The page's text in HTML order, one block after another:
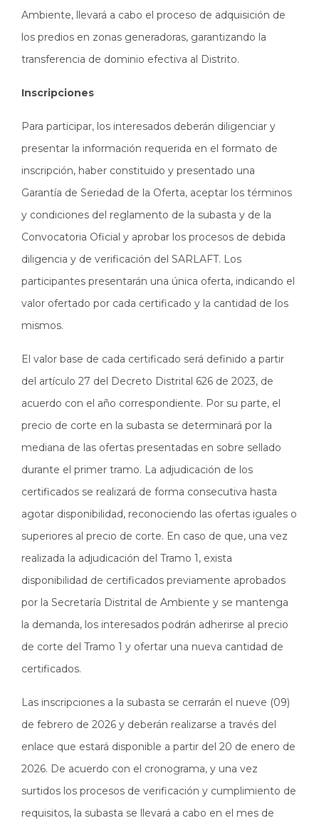
Ambiente, llevará a cabo el proceso de adquisición de
los predios en zonas generadoras, garantizando la
transferencia de dominio efectiva al Distrito.
Inscripciones
Para participar, los interesados deberán diligenciar y
presentar la información requerida en el formato de
inscripción, haber constituido y presentado una
Garantía de Seriedad de la Oferta, aceptar los términos
y condiciones del reglamento de la subasta y de la
Convocatoria Oficial y aprobar los procesos de debida
diligencia y de verificación del SARLAFT. Los
participantes presentarán una única oferta, indicando el
valor ofertado por cada certificado y la cantidad de los
mismos.
El valor base de cada certificado será definido a partir
del artículo 27 del Decreto Distrital 626 de 2023, de
acuerdo con el año correspondiente. Por su parte, el
precio de corte en la subasta se determinará por la
mediana de las ofertas presentadas en sobre sellado
durante el primer tramo. La adjudicación de los
certificados se realizará de forma consecutiva hasta
agotar disponibilidad, reconociendo las ofertas iguales o
superiores al precio de corte. En caso de que, una vez
realizada la adjudicación del Tramo 1, exista
disponibilidad de certificados previamente aprobados
por la Secretaría Distrital de Ambiente y se mantenga
la demanda, los interesados podrán adherirse al precio
de corte del Tramo 1 y ofertar una nueva cantidad de
certificados.
Las inscripciones a la subasta se cerrarán el nueve (09)
de febrero de 2026 y deberán realizarse a través del
enlace que estará disponible a partir del 20 de enero de
2026. De acuerdo con el cronograma, y una vez
surtidos los procesos de verificación y cumplimiento de
requisitos, la subasta se llevará a cabo en el mes de